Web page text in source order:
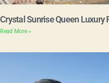
Crystal Sunrise Queen Luxury
Read More »